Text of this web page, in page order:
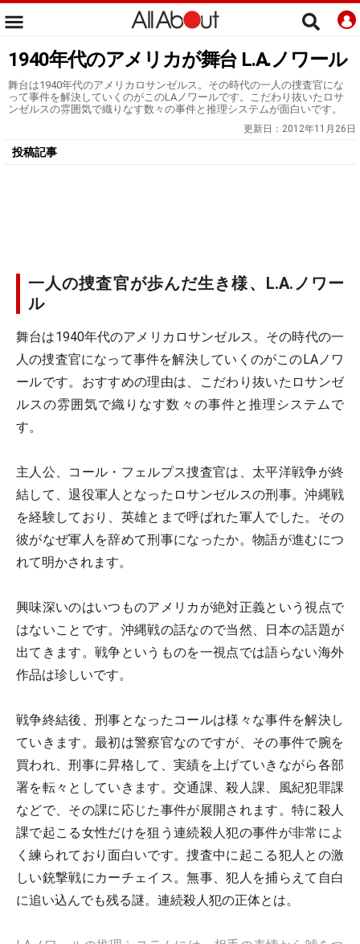
1940年代のアメリカが舞台 L.A.ノワール
舞台は1940年代のアメリカロサンゼルス。その時代の一人の捜査官にな
って事件を解決していくのがこのLAノワールです。こだわり抜いたロサ
ンゼルスの雰囲気で織りなす数々の事件と推理システムが面白いです。
更新日： 2012年11月26日
投稿記事
一人の捜査官が歩んだ生き様、L.A.ノワー
ル
舞台は1940年代のアメリカロサンゼルス。その時代の一
人の捜査官になって事件を解決していくのがこのLAノワ
ールです。おすすめの理由は、こだわり抜いたロサンゼ
ルスの雰囲気で織りなす数々の事件と推理システムで
す。
主人公、コール・フェルプス捜査官は、太平洋戦争が終
結して、退役軍人となったロサンゼルスの刑事。沖縄戦
を経験しており、英雄とまで呼ばれた軍人でした。その
彼がなぜ軍人を辞めて刑事になったか。物語が進むにつ
れて明かされます。
興味深いのはいつものアメリカが絶対正義という視点で
はないことです。沖縄戦の話なので当然、日本の話題が
出てきます。戦争というものを一視点では語らない海外
作品は珍しいです。
戦争終結後、刑事となったコールは様々な事件を解決し
ていきます。最初は警察官なのですが、その事件で腕を
買われ、刑事に昇格して、実績を上げていきながら各部
署を転々としていきます。交通課、殺人課、風紀犯罪課
などで、その課に応じた事件が展開されます。特に殺人
課で起こる女性だけを狙う連続殺人犯の事件が非常によ
く練られており面白いです。捜査中に起こる犯人との激
しい銃撃戦にカーチェイス。無事、犯人を捕らえて自白
に追い込んでも残る謎。連続殺人犯の正体とは。